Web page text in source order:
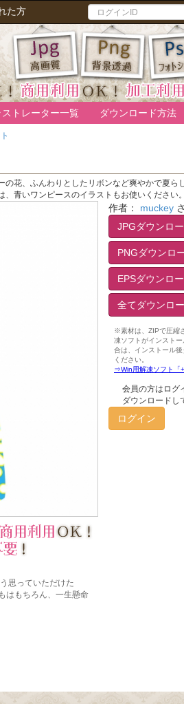
た方
ストレーター一覧 ダウンロード方法
花、ふんわりとしたリボンなど爽やかで夏ら
青いワンピースのイラストもお使いください。
作者： muckey
JPGダウンロ
PNGダウンロ
EPSダウンロ
全てダウンロ
会員の方はログ
ダウンロードし
ログイン